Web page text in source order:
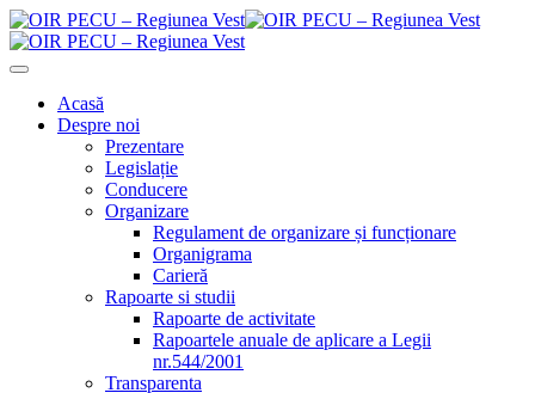
Acasă
Despre noi
Prezentare
Legislație
Conducere
Organizare
Regulament de organizare și funcționare
Organigrama
Carieră
Rapoarte si studii
Rapoarte de activitate
Rapoartele anuale de aplicare a Legii
nr.544/2001
Transparenta